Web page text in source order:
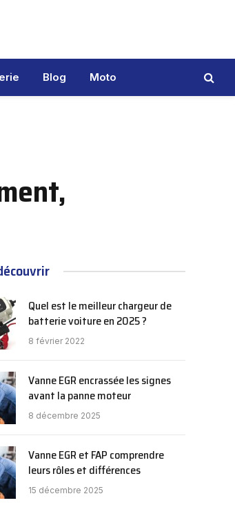
Blog Moto
Quel est le meilleur chargeur de
batterie voiture en 2025 ?
8 février 2022
Vanne EGR encrassée les signes
avant la panne moteur
8 décembre 2025
Vanne EGR et FAP comprendre
leurs rôles et différences
15 décembre 2025